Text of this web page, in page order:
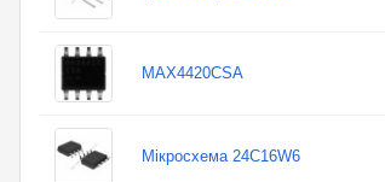
MAX4420CSA
Мікросхема 24C16W6